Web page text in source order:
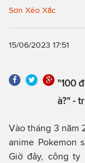
Sơn Xéo Xắc
15/06/2023 17:51
"100
à?" -
Vào tháng 3 năm
anime Pokemon
Giờ đây, công ty